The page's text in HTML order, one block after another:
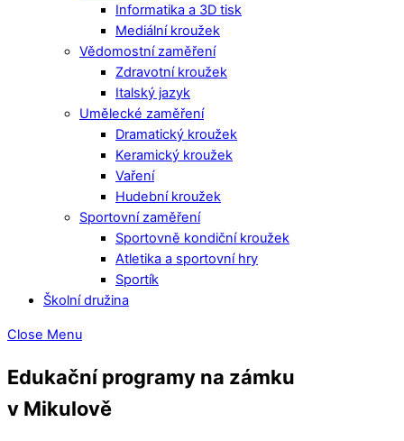
Informatika a 3D tisk
Mediální kroužek
Vědomostní zaměření
Zdravotní kroužek
Italský jazyk
Umělecké zaměření
Dramatický kroužek
Keramický kroužek
Vaření
Hudební kroužek
Sportovní zaměření
Sportovně kondiční kroužek
Atletika a sportovní hry
Sportík
Školní družina
Close Menu
Edukační programy na zámku
v Mikulově